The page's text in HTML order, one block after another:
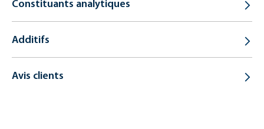
Constituants analytiques
Additifs
Avis clients